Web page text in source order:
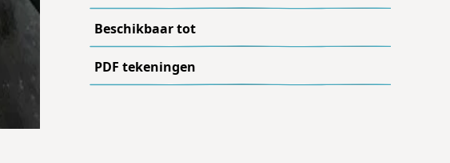
Beschikbaar tot
PDF tekeningen